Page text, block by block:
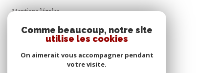
Mentions légales
Comme beaucoup, notre site
utilise les cookies
On aimerait vous accompagner pendant
votre visite.